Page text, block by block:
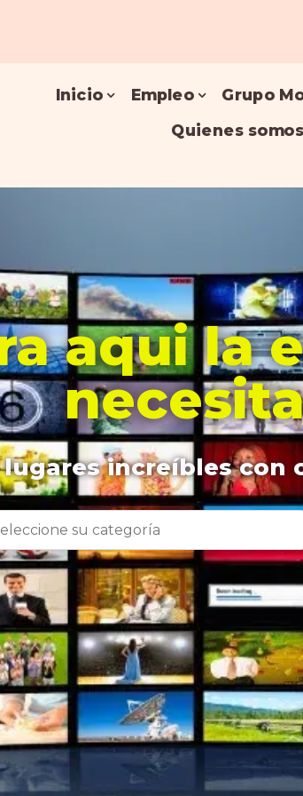
Inicio Empleo Grupo
Quienes somos
aqui la
increíbles con